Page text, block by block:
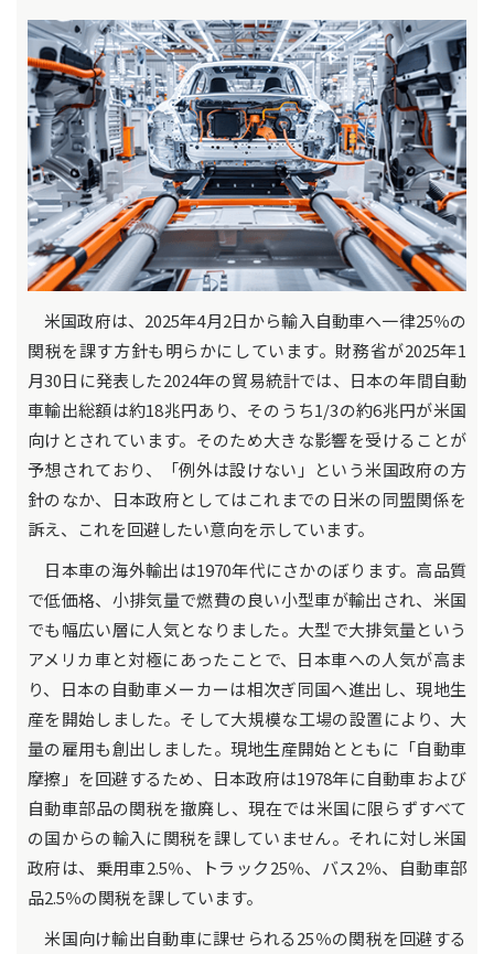
米国政府は、2025年4月2日から輸入自動車へ一律25％の
関税を課す方針も明らかにしています。財務省が2025年1
月30日に発表した2024年の貿易統計では、日本の年間自動
車輸出総額は約18兆円あり、そのうち1/3の約6兆円が米国
向けとされています。そのため大きな影響を受けることが
予想されており、「例外は設けない」という米国政府の方
針のなか、日本政府としてはこれまでの日米の同盟関係を
訴え、これを回避したい意向を示しています。
日本車の海外輸出は1970年代にさかのぼります。高品質
で低価格、小排気量で燃費の良い小型車が輸出され、米国
でも幅広い層に人気となりました。大型で大排気量という
アメリカ車と対極にあったことで、日本車への人気が高ま
り、日本の自動車メーカーは相次ぎ同国へ進出し、現地生
産を開始しました。そして大規模な工場の設置により、大
量の雇用も創出しました。現地生産開始とともに「自動車
摩擦」を回避するため、日本政府は1978年に自動車および
自動車部品の関税を撤廃し、現在では米国に限らずすべて
の国からの輸入に関税を課していません。それに対し米国
政府は、乗用車2.5％、トラック25％、バス2％、自動車部
品2.5％の関税を課しています。
米国向け輸出自動車に課せられる25％の関税を回避する